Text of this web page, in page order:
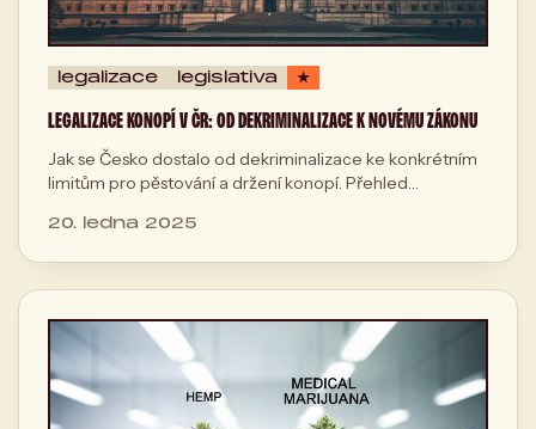
legalizace legislativa ★
LEGALIZACE KONOPÍ V ČR: OD DEKRIMINALIZACE K NOVÉMU ZÁKONU
Jak se Česko dostalo od dekriminalizace ke konkrétním
limitům pro pěstování a držení konopí. Přehled
20. ledna 2025